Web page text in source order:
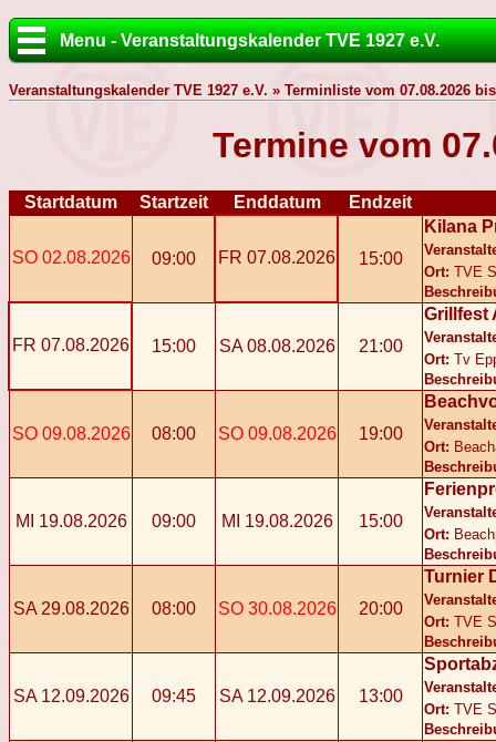
Menu - Veranstaltungskalender TVE 1927 e.V.
Veranstaltungskalender TVE 1927 e.V. » Terminliste vom 07.08.2026
Termine vom
Startdatum Startzeit Enddatum Endzeit
SO 02.08.2026 09:00 FR 07.08.2026 15:00
Kilana
Ort: TVE
FR 07.08.2026 15:00 SA 08.08.2026 21:00
Grillfest
Ort: Tv
SO 09.08.2026 08:00 SO 09.08.2026 19:00
Ort:
MI 19.08.2026 09:00 MI 19.08.2026 15:00
Ort:
SA 29.08.2026 08:00 SO 30.08.2026 20:00
Turnier
Ort: TVE
SA 12.09.2026 09:45 SA 12.09.2026 13:00
Ort: TVE